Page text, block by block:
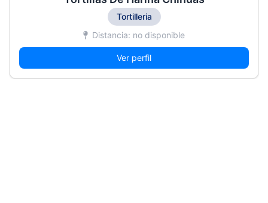
Tortilleria
Distancia: no disponible
Ver perfil